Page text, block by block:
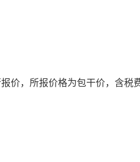
价，所报价格为包干价，含税